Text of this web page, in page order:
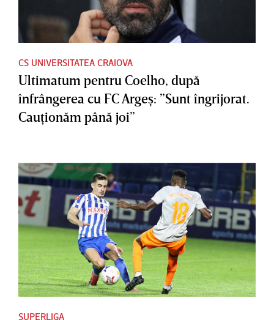
CS UNIVERSITATEA CRAIOVA
Ultimatum pentru Coelho, după
înfrângerea cu FC Argeş: ”Sunt îngrijorat.
Cauţionăm până joi”
SUPERLIGA